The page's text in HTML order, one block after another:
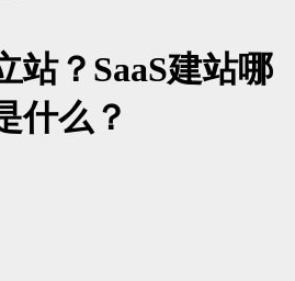
站？SaaS建站哪
什么？